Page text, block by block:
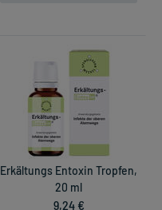
Erkältungs Entoxin Tropfen,
20 ml
9,24 €